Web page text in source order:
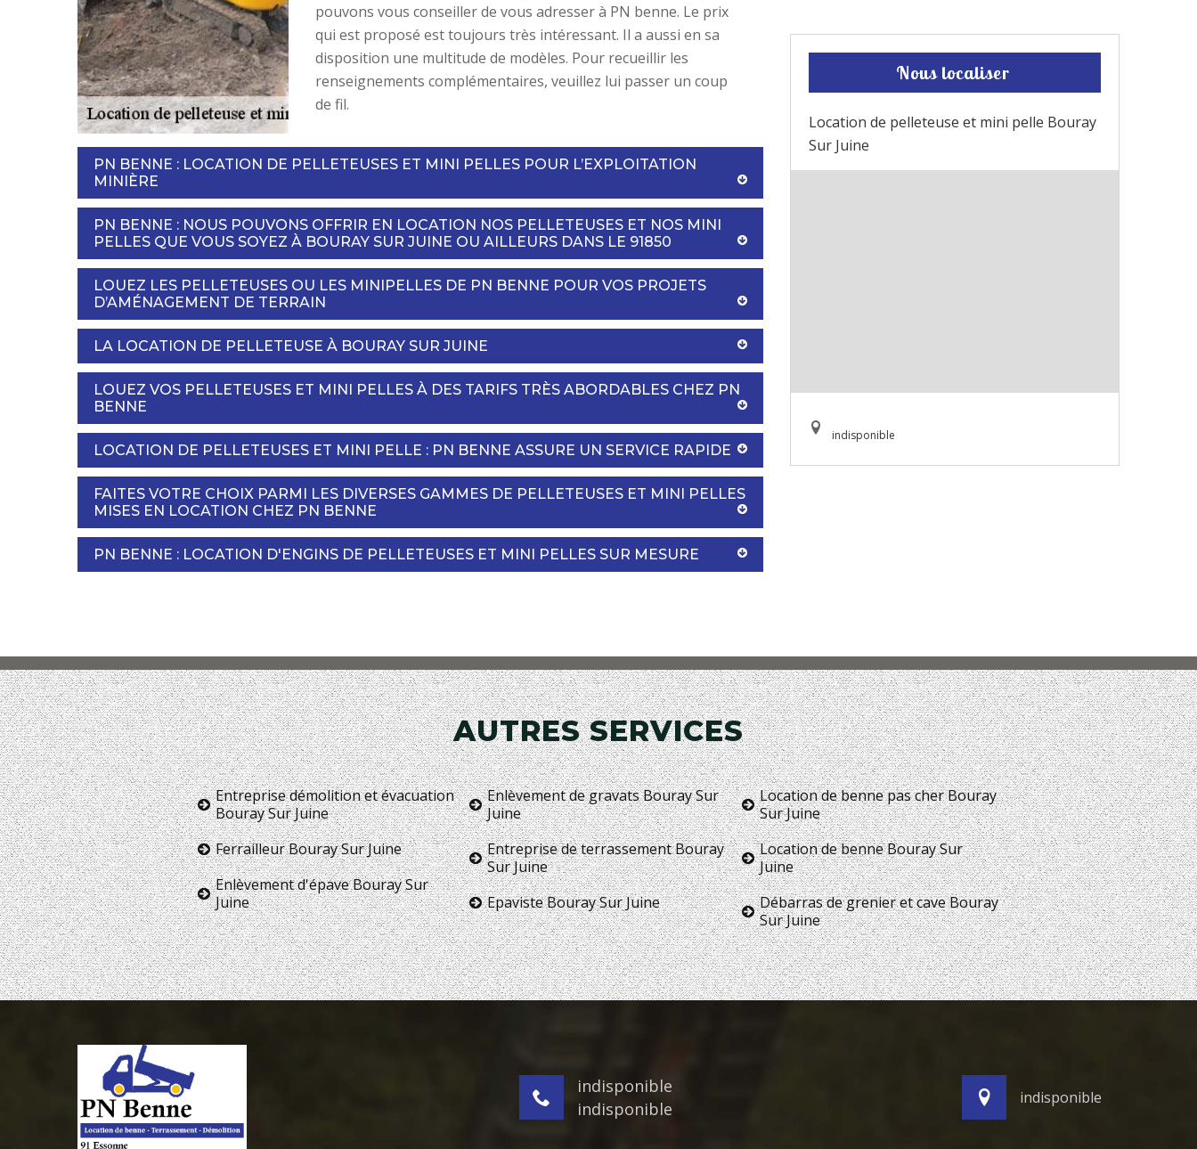
pouvons vous conseiller de vous adresser à PN benne. Le prix
qui est proposé est toujours très intéressant. Il a aussi en sa
disposition une multitude de modèles. Pour recueillir les
renseignements complémentaires, veuillez lui passer un coup
de fil.
PN BENNE : LOCATION DE PELLETEUSES ET MINI PELLES POUR L’EXPLOITATION
MINIÈRE
PN BENNE : NOUS POUVONS OFFRIR EN LOCATION NOS PELLETEUSES ET NOS MINI
PELLES QUE VOUS SOYEZ À BOURAY SUR JUINE OU AILLEURS DANS LE 91850
LOUEZ LES PELLETEUSES OU LES MINIPELLES DE PN BENNE POUR VOS PROJETS
D’AMÉNAGEMENT DE TERRAIN
LA LOCATION DE PELLETEUSE À BOURAY SUR JUINE
LOUEZ VOS PELLETEUSES ET MINI PELLES À DES TARIFS TRÈS ABORDABLES CHEZ PN
BENNE
LOCATION DE PELLETEUSES ET MINI PELLE : PN BENNE ASSURE UN SERVICE RAPIDE
FAITES VOTRE CHOIX PARMI LES DIVERSES GAMMES DE PELLETEUSES ET MINI PELLES
MISES EN LOCATION CHEZ PN BENNE
PN BENNE : LOCATION D'ENGINS DE PELLETEUSES ET MINI PELLES SUR MESURE
Nous localiser
Location de pelleteuse et mini pelle Bouray
Sur Juine
indisponible
AUTRES SERVICES
Entreprise démolition et évacuation
Bouray Sur Juine
Ferrailleur Bouray Sur Juine
Enlèvement d'épave Bouray Sur
Juine
Enlèvement de gravats Bouray Sur
Juine
Entreprise de terrassement Bouray
Sur Juine
Epaviste Bouray Sur Juine
Location de benne pas cher Bouray
Sur Juine
Location de benne Bouray Sur
Juine
Débarras de grenier et cave Bouray
Sur Juine
indisponible
indisponible
indisponible